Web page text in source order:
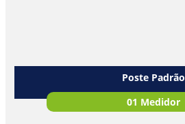
Poste Padrão
01 Medidor